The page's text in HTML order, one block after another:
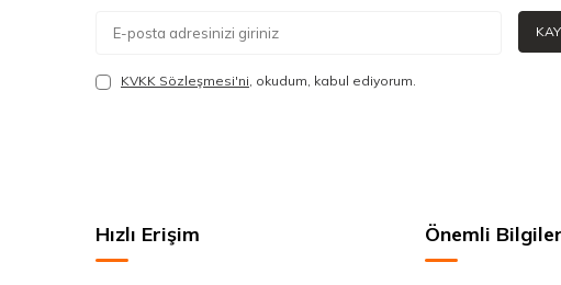
KVKK Sözleşmesi'ni , okudum, kabul ediyorum.
Hızlı Erişim Önemli Bilgiler